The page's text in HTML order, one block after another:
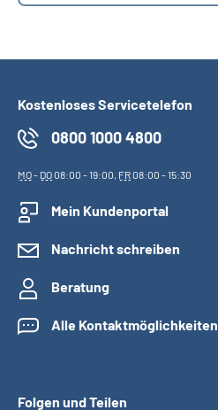
Kostenloses Servicetelefon
0800 1000 4800
MO- DO08:00 - 19:00, FR08:00 - 15:30
Mein Kundenportal
Nachricht schreiben
Beratung
Alle Kontaktmöglichkeiten
Folgen und Teilen